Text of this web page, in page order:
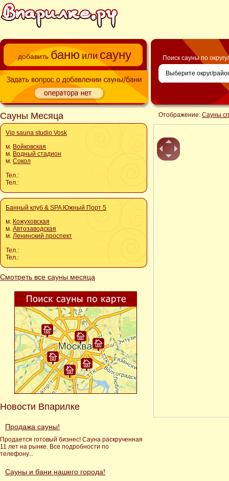
добавить баню или сауну
Сауны Месяца
Vip sauna studio Vosk
м. Войковская
м. Водный стадион
м. Сокол
Тел.:
Тел.:
Банный клуб & SPA Южный Порт 5
м. Кожуховская
м. Автозаводская
м. Ленинский проспект
Тел.:
Тел.:
Смотреть все сауны месяца
Новости Впарилке
Продажа сауны!
Продается готовый бизнес! Сауна раскрученная
11 лет на рынке. Все подробности по
телефону...
Сауны и бани нашего города!
Поиск сауны по
Отображение: Сауны